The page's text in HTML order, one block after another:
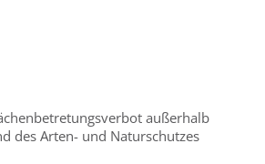
außerhalb
des Arten- und Naturschutzes